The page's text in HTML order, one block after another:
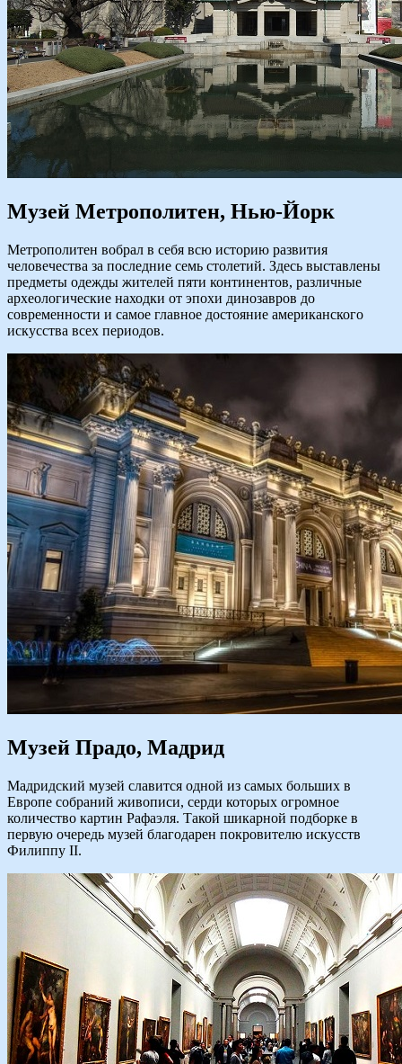
Музей Метрополитен, Нью-Йорк
Метрополитен вобрал в себя всю историю развития
человечества за последние семь столетий. Здесь выставлены
предметы одежды жителей пяти континентов, различные
археологические находки от эпохи динозавров до
современности и самое главное достояние американского
искусства всех периодов.
Музей Прадо, Мадрид
Мадридский музей славится одной из самых больших в
Европе собраний живописи, серди которых огромное
количество картин Рафаэля. Такой шикарной подборке в
первую очередь музей благодарен покровителю искусств
Филиппу II.